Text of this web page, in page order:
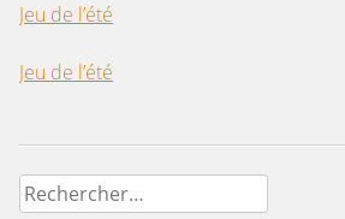
Jeu de l’été
Jeu de l’été
Rechercher :